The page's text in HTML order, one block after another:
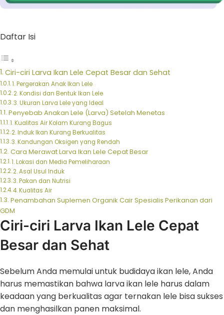
Daftar Isi
Ciri-ciri Larva Ikan Lele Cepat Besar dan Sehat
1. Pergerakan Anak Ikan Lele
2. Kondisi dan Bentuk Ikan Lele
3. Ukuran Larva Lele yang Ideal
Penyebab Anakan Lele (Larva) Setelah Menetas
1. Kualitas Air Kolam Kurang Bagus
2. Induk Ikan Kurang Berkualitas
3. Kandungan Oksigen yang Rendah
Cara Merawat Larva Ikan Lele Cepat Besar
1. Lokasi dan Media Pemeliharaan
2. Asal Usul Induk
3. Pakan dan Nutrisi
4. Kualitas Air
Penambahan Suplemen Organik Cair Spesialis Perikanan dari
GDM
Ciri-ciri Larva Ikan Lele Cepat
Besar dan Sehat
Sebelum Anda memulai untuk budidaya ikan lele, Anda
harus memastikan bahwa larva ikan lele harus dalam
keadaan yang berkualitas agar ternakan lele bisa sukses
dan menghasilkan panen maksimal.